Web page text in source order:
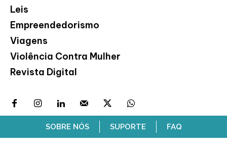
Leis
Empreendedorismo
Viagens
Violência Contra Mulher
Revista Digital
SOBRE NÓS SUPORTE FAQ